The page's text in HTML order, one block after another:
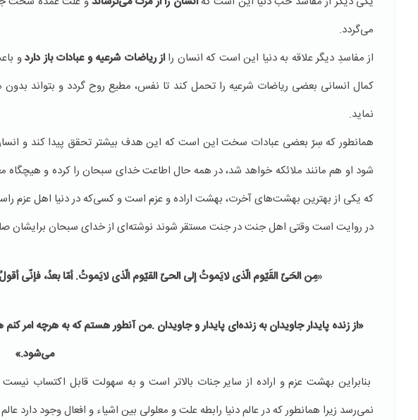
می‌گردد.
از مفاسدِ دیگر علاقه به دنیا این است که انسان رااز ریاضات شرعیه و عبادات باز داردو
کمال انسانی بعضی ریاضات شرعیه را تحمل کند تا نفس، مطیع روح گردد و بتواند
نماید.
همانطور که سِرّ بعضی عبادات سخت این است که این هدف بیشتر تحقق پیدا کند و
شود او هم مانند ملائکه خواهد شد، در همه حال اطاعت خدای سبحان را کرده و هیچگاه
که یکی از بهترین بهشت‌های آخرت، بهشت اراده و عزم است و کسی‌که در دنیا اهل عزم
در روایت است وقتی اهل جنت در جنت مستقر شوند نوشته‌ای از خدای سبحان برایشان
«مِن الحَیّ القَیّوم الّذی لایَموتُ إلی الحیّ القیّوم الّذی لایَموتُ. أمّا بعدُ،
«از زنده‌ پایدار جاویدان به زنده‌ای پایدار و جاویدان .من آنطور هستم که به هرچه امر
می‌شود.»
بنابراین بهشت عزم و اراده از سایر جنات بالاتر است و به سهولت قابل اکتساب
نمی‌رسد زیرا همانطور که در عالم دنیا رابطه علت و معلولی بین اشیاء و افعال وجود دارد